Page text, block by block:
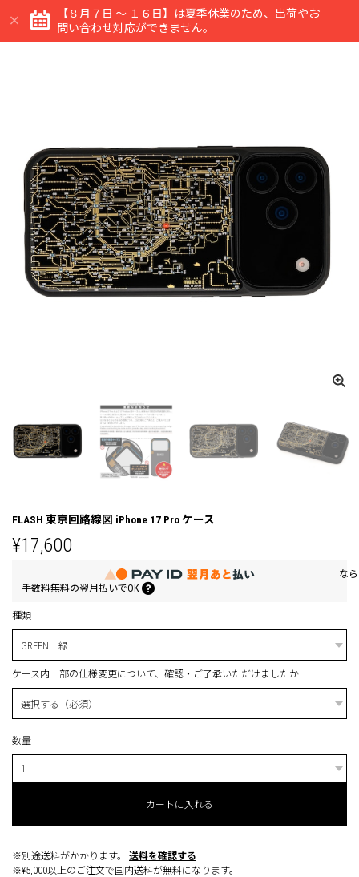
【８月７日 ～ １６日】は夏季休業のため、出荷やお
問い合わせ対応ができません。
FLASH 東京回路線図 iPhone 17 Pro ケース
¥17,600
なら
手数料無料の翌月払いでOK
種類
ケース内上部の仕様変更について、確認・ご了承いただけましたか
数量
カートに入れる
※別途送料がかかります。
送料を確認する
※¥5,000以上のご注文で国内送料が無料になります。